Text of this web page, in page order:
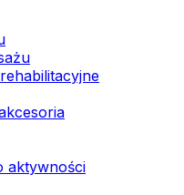
aktywności